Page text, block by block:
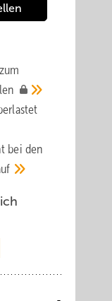
bei den